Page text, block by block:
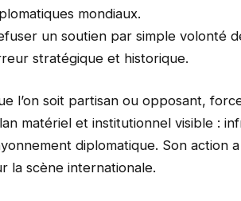
mondiaux.
un soutien par simple volonté
stratégique et historique.
l’on soit partisan ou opposant,
matériel et institutionnel visible :
diplomatique. Son action
la scène internationale.